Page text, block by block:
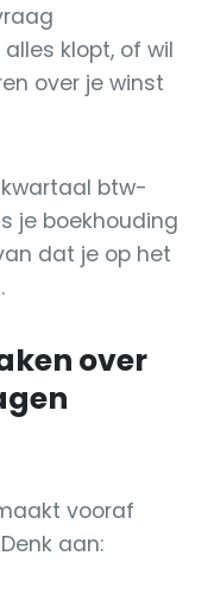
klopt, of wil
over je winst
btw-
je boekhouding
dat je op het
over
vooraf
aan: